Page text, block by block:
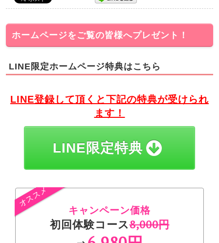
ホームページをご覧の皆様へプレゼント！
LINE限定ホームページ特典はこちら
LINE登録して頂くと下記の特典が受けられ
ます！
LINE限定特典
キャンペーン価格
初回体験コース8,000円